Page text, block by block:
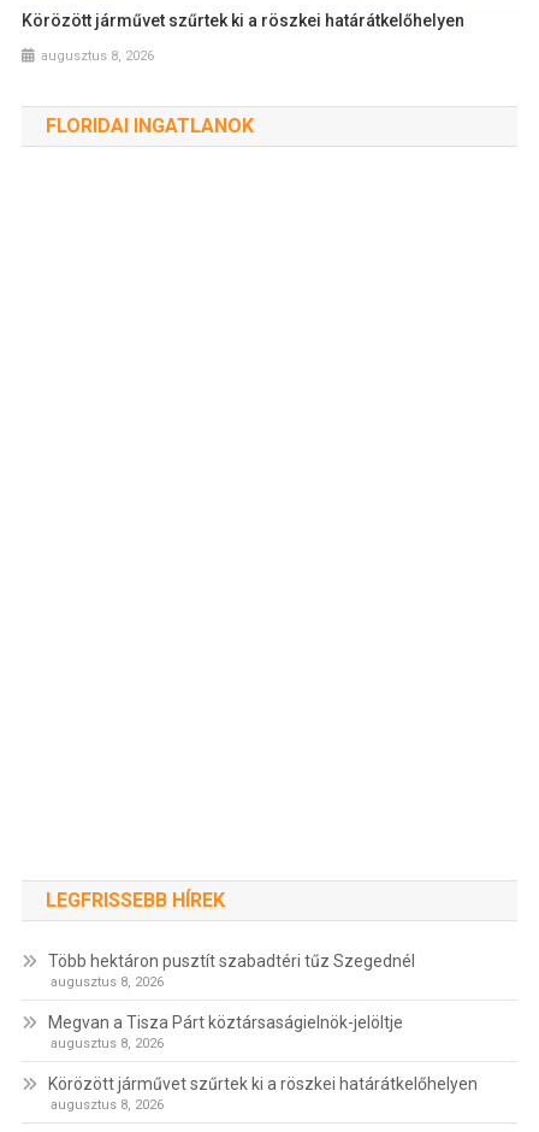
Körözött járművet szűrtek ki a röszkei határátkelőhelyen
augusztus 8, 2026
FLORIDAI INGATLANOK
LEGFRISSEBB HÍREK
Több hektáron pusztít szabadtéri tűz Szegednél
augusztus 8, 2026
Megvan a Tisza Párt köztársaságielnök-jelöltje
augusztus 8, 2026
Körözött járművet szűrtek ki a röszkei határátkelőhelyen
augusztus 8, 2026